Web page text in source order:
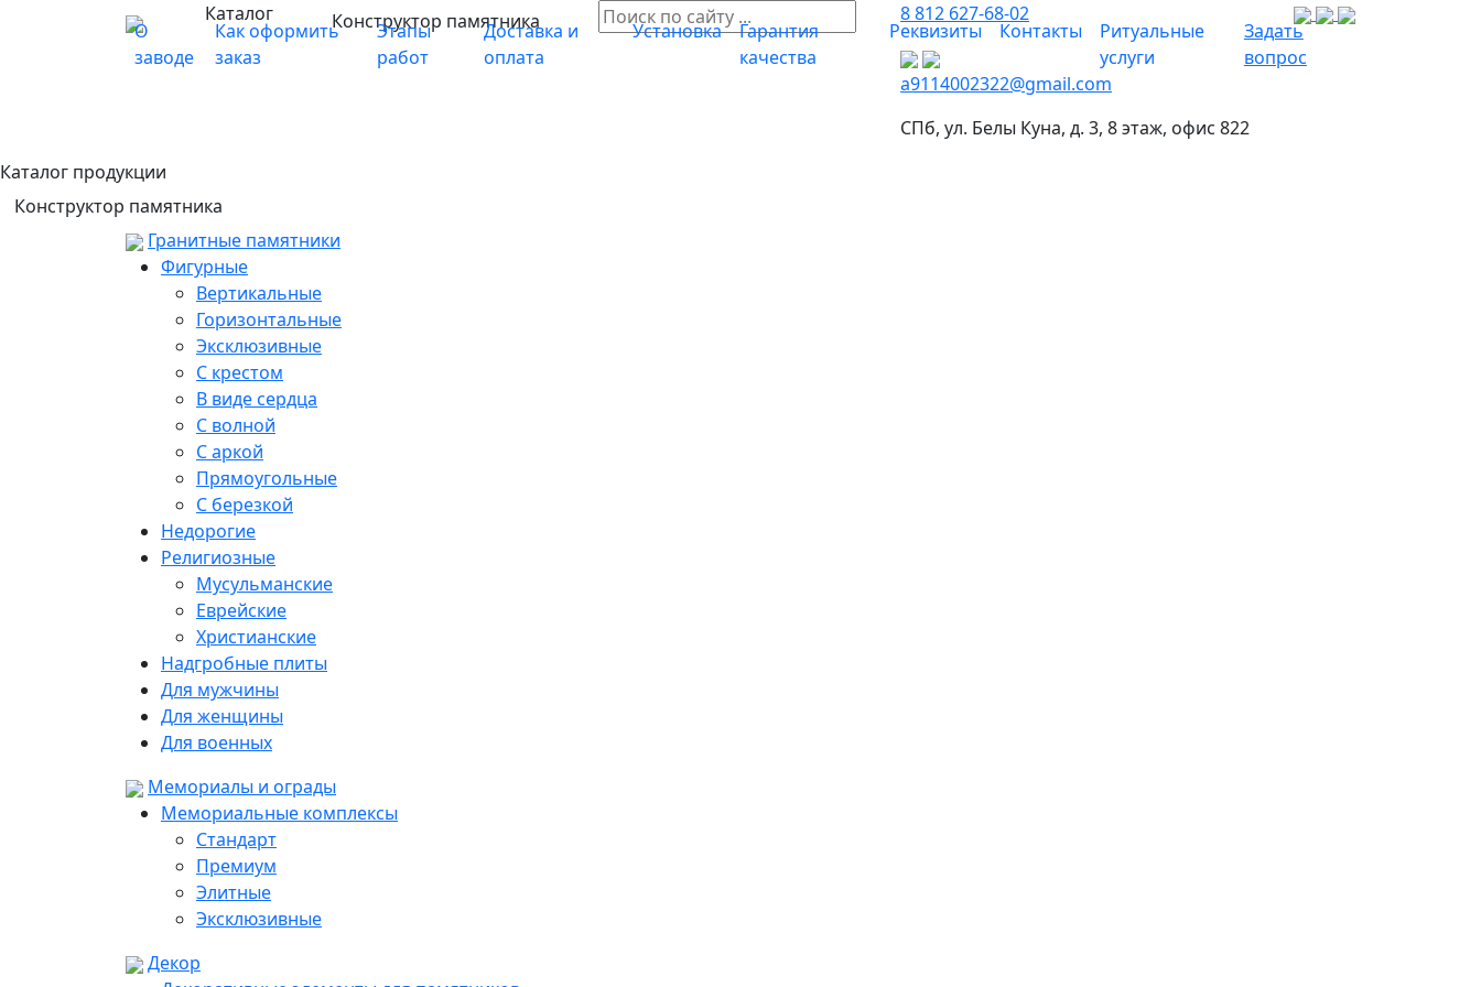
О
заводе
Как оформить
заказ
Этапы
работ
Доставка и
оплата
Установка
Гарантия
качества
Реквизиты Контакты
Ритуальные
услуги
Задать
вопрос
Каталог Конструктор памятника 8 812 627-68-02
a9114002322@gmail.com
СПб, ул. Белы Куна, д. 3, 8 этаж, офис 822
Каталог продукции
Конструктор памятника
Гранитные памятники
Фигурные
Вертикальные
Горизонтальные
Эксклюзивные
С крестом
В виде сердца
С волной
С аркой
Прямоугольные
С березкой
Недорогие
Религиозные
Мусульманские
Еврейские
Христианские
Надгробные плиты
Для мужчины
Для женщины
Для военных
Мемориалы и ограды
Мемориальные комплексы
Стандарт
Премиум
Элитные
Эксклюзивные
Декор